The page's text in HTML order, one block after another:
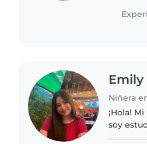
Emily
Niñera
¡Hola!
soy